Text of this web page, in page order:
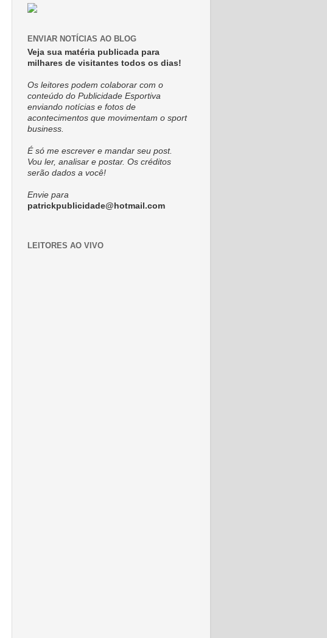
ENVIAR NOTÍCIAS AO BLOG
Veja sua matéria publicada para
milhares de visitantes todos os dias!
Os leitores podem colaborar com o
conteúdo do Publicidade Esportiva
enviando notícias e fotos de
acontecimentos que movimentam o sport
business.
É só me escrever e mandar seu post.
Vou ler, analisar e postar. Os créditos
serão dados a você!
Envie para
patrickpublicidade@hotmail.com
LEITORES AO VIVO